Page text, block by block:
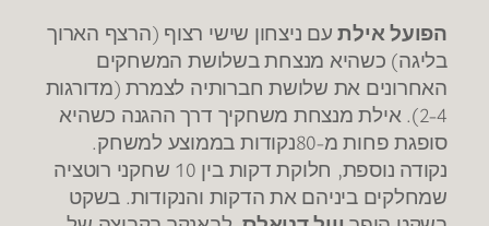
הפועל אילתעם ניצחון שישי רצוף (הרצף הארוך
בליגה) כשהיא מנצחת בשלושת המשחקים
האחרונים את שלושת חברותיה לצמרת (מדורגות
2-4). אילת מנצחת משחקיך דרך ההגנה כשהיא
סופגת פחות מ-80נקודות בממוצע למשחק.
נקודה נוספת, חלוקת דקות בין 10 שחקני רוטציה
שמחלקים ביניהם את הדקות והנקודות. בשקט